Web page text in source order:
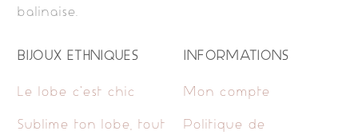
balinaise.
BIJOUX ETHNIQUES
Le lobe c’est chic
Sublime ton lobe, tout
INFORMATIONS
Mon compte
Politique de